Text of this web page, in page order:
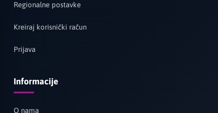
Regionalne postavke
Kreiraj korisnički račun
Prijava
Informacije
O nama